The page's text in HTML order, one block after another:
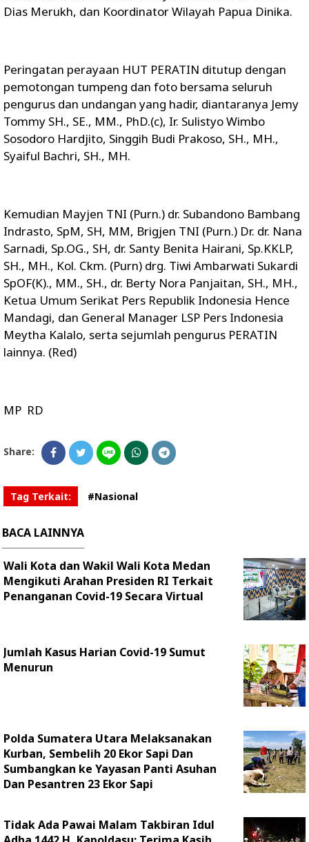
Dias Merukh, dan Koordinator Wilayah Papua Dinika.
Peringatan perayaan HUT PERATIN ditutup dengan
pemotongan tumpeng dan foto bersama seluruh
pengurus dan undangan yang hadir, diantaranya Jemy
Tommy SH., SE., MM., PhD.(c), Ir. Sulistyo Wimbo
Sosodoro Hardjito, Singgih Budi Prakoso, SH., MH.,
Syaiful Bachri, SH., MH.
Kemudian Mayjen TNI (Purn.) dr. Subandono Bambang
Indrasto, SpM, SH, MM, Brigjen TNI (Purn.) Dr. dr. Nana
Sarnadi, Sp.OG., SH, dr. Santy Benita Hairani, Sp.KKLP,
SH., MH., Kol. Ckm. (Purn) drg. Tiwi Ambarwati Sukardi
SpOF(K)., MM., SH., dr. Berty Nora Panjaitan, SH., MH.,
Ketua Umum Serikat Pers Republik Indonesia Hence
Mandagi, dan General Manager LSP Pers Indonesia
Meytha Kalalo, serta sejumlah pengurus PERATIN
lainnya. (Red)
MP RD
Share:
Tag Terkait: #Nasional
BACA LAINNYA
Wali Kota dan Wakil Wali Kota Medan
Mengikuti Arahan Presiden RI Terkait
Penanganan Covid-19 Secara Virtual
Jumlah Kasus Harian Covid-19 Sumut
Menurun
Polda Sumatera Utara Melaksanakan
Kurban, Sembelih 20 Ekor Sapi Dan
Sumbangkan ke Yayasan Panti Asuhan
Dan Pesantren 23 Ekor Sapi
Tidak Ada Pawai Malam Takbiran Idul